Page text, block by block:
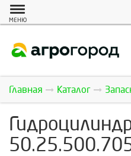
МЕНЮ
Главная Каталог